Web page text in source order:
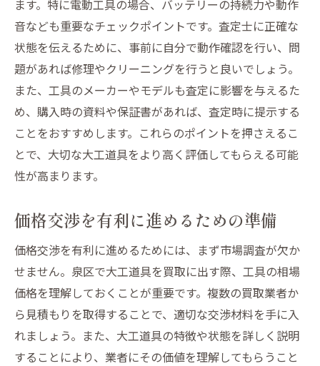
ます。特に電動工具の場合、バッテリーの持続力や動作
音なども重要なチェックポイントです。査定士に正確な
状態を伝えるために、事前に自分で動作確認を行い、問
題があれば修理やクリーニングを行うと良いでしょう。
また、工具のメーカーやモデルも査定に影響を与えるた
め、購入時の資料や保証書があれば、査定時に提示する
ことをおすすめします。これらのポイントを押さえるこ
とで、大切な大工道具をより高く評価してもらえる可能
性が高まります。
価格交渉を有利に進めるための準備
価格交渉を有利に進めるためには、まず市場調査が欠か
せません。泉区で大工道具を買取に出す際、工具の相場
価格を理解しておくことが重要です。複数の買取業者か
ら見積もりを取得することで、適切な交渉材料を手に入
れましょう。また、大工道具の特徴や状態を詳しく説明
することにより、業者にその価値を理解してもらうこと